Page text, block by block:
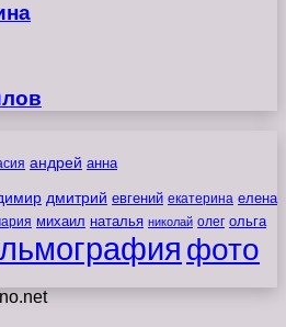
андрей анна
дмитрий евгений екатерина елена
михаил наталья николай олег ольга
фото